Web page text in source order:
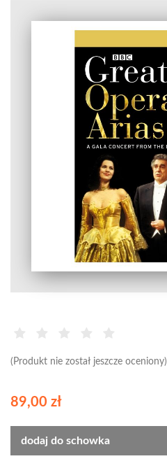
(Produkt nie został jeszcze oceniony)
89,00 zł
dodaj do schowka